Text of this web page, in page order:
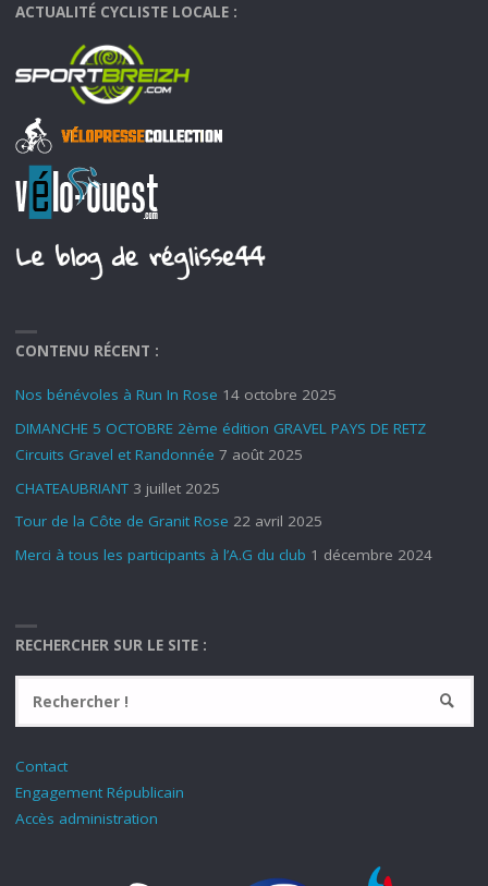
ACTUALITÉ CYCLISTE LOCALE :
CONTENU RÉCENT :
Nos bénévoles à Run In Rose 14 octobre 2025
DIMANCHE 5 OCTOBRE 2ème édition GRAVEL PAYS DE RETZ
Circuits Gravel et Randonnée 7 août 2025
CHATEAUBRIANT 3 juillet 2025
Tour de la Côte de Granit Rose 22 avril 2025
Merci à tous les participants à l’A.G du club 1 décembre 2024
RECHERCHER SUR LE SITE :
Contact
Engagement Républicain
Accès administration